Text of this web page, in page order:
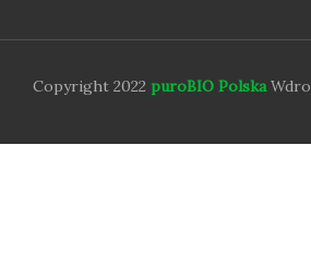
Copyright 2022 puroBIO Polska